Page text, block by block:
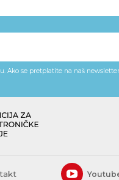
Ako se pretplatite na naš